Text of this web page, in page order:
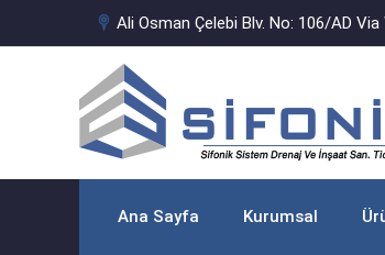
Ali Osman Çelebi Blv. No: 106/AD
Ana Sayfa Kurumsal